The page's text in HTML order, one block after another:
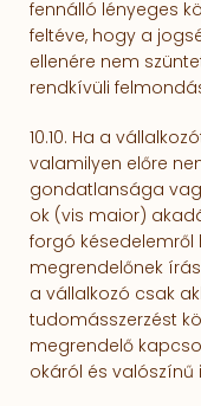
fennálló lényeges
feltéve, hogy a
ellenére nem
rendkívüli
10.10. Ha a
valamilyen előre
gon­datlansága
ok (vis maior)
forgó
megrendelőnek
a vállalkozó csak
tudomásszerzést
megrendelő
okáról és